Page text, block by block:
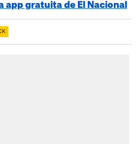
app gratuita de El Nacional